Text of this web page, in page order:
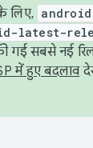
लिए,
latest-
गई सबसे नई
में हुए बदलाव